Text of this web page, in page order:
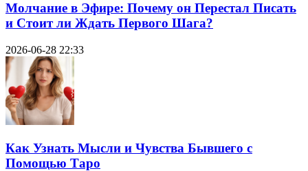
Молчание в Эфире: Почему он Перестал Писать
и Стоит ли Ждать Первого Шага?
2026-06-28 22:33
Как Узнать Мысли и Чувства Бывшего с
Помощью Таро